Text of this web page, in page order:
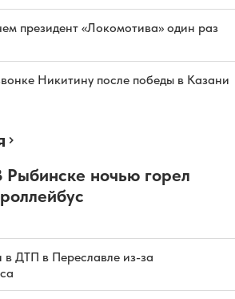
президент «Локомотива» один раз
Никитину после победы в Казани
Рыбинске ночью горел
в ДТП в Переславле из-за